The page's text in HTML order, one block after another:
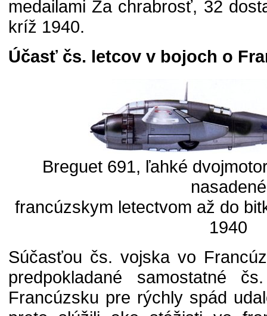
medailami Za chrabrosť, 32
kríž 1940.
Účasť čs. letcov v bojoch o
Breguet 691, ľahké
nasadené
francúzskym letectvom až do
1940
Súčasťou čs. vojska vo
predpokladané samostatné
Francúzsku pre rýchly spád